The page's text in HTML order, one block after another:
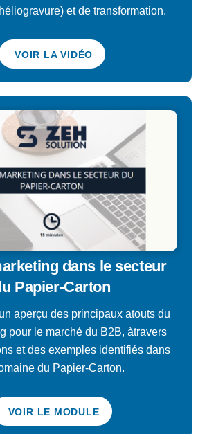
et de transformation.
VOIR LA VIDÉO
dans le secteur
Papier-Carton
aperçu des principaux atouts du
pour le marché du B2B, àtravers
et des exemples identifiés dans
du Papier-Carton.
VOIR LE MODULE